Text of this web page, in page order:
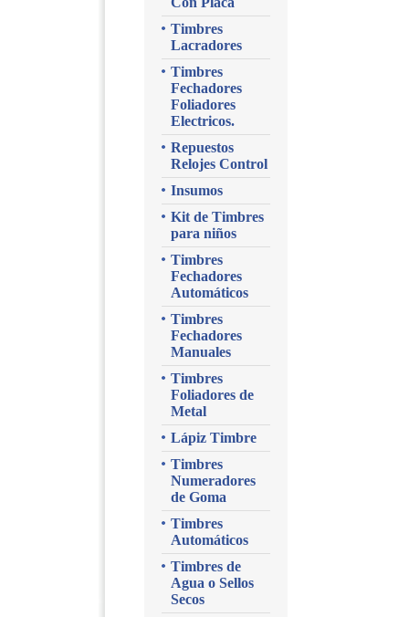
Timbres
Lacradores
Timbres
Fechadores
Foliadores
Electricos.
Repuestos
Relojes Control
Insumos
Kit de Timbres
para niños
Timbres
Fechadores
Automáticos
Timbres
Fechadores
Manuales
Timbres
Foliadores de
Metal
Lápiz Timbre
Timbres
Numeradores
de Goma
Timbres
Automáticos
Timbres de
Agua o Sellos
Secos